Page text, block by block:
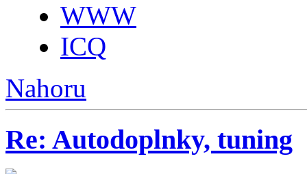
WWW
ICQ
Nahoru
Re: Autodoplnky, tuning